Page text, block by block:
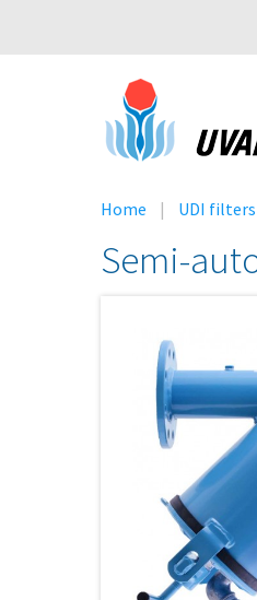
Home UDI filters
Semi-